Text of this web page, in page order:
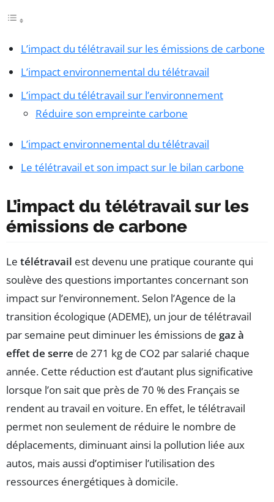
L’impact du télétravail sur les émissions de carbone
L’impact environnemental du télétravail
L’impact du télétravail sur l’environnement
Réduire son empreinte carbone
L’impact environnemental du télétravail
Le télétravail et son impact sur le bilan carbone
L’impact du télétravail sur les
émissions de carbone
Le télétravail est devenu une pratique courante qui
soulève des questions importantes concernant son
impact sur l’environnement. Selon l’Agence de la
transition écologique (ADEME), un jour de télétravail
par semaine peut diminuer les émissions de gaz à
effet de serre de 271 kg de CO2 par salarié chaque
année. Cette réduction est d’autant plus significative
lorsque l’on sait que près de 70 % des Français se
rendent au travail en voiture. En effet, le télétravail
permet non seulement de réduire le nombre de
déplacements, diminuant ainsi la pollution liée aux
autos, mais aussi d’optimiser l’utilisation des
ressources énergétiques à domicile.